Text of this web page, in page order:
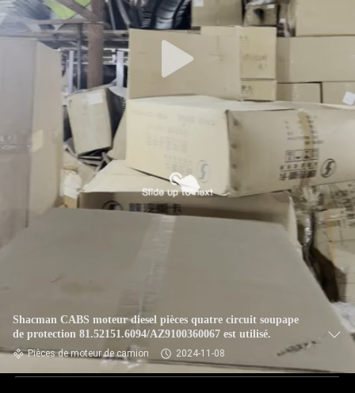
Shacman CABS moteur diesel pièces quatre circuit soupape
de protection 81.52151.6094/AZ9100360067 est utilisé.
Pièces de moteur de camion 2024-11-08